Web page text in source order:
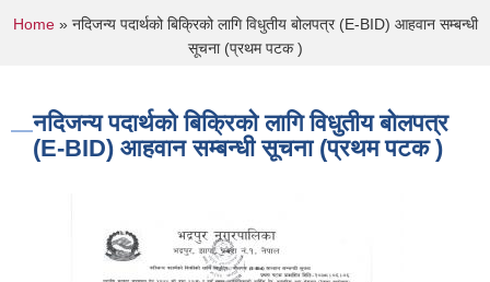
You are here
Home» नदिजन्य पदार्थको बिक्रिको लागि विधुतीय बोलपत्र (E-BID) आहवान सम्बन्धी
सूचना (प्रथम पटक )
नदिजन्य पदार्थको बिक्रिको लागि विधुतीय बोलपत्र
(E-BID) आहवान सम्बन्धी सूचना (प्रथम पटक )